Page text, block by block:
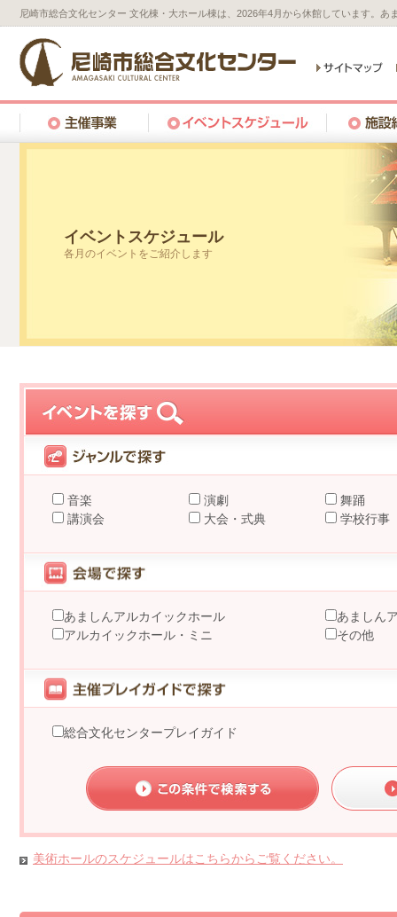
尼崎市総合文化センター 文化棟・大ホール棟は、2026年4月から休館しています。
イベントスケジュール
各月のイベントをご紹介します
音楽 演劇
舞踊
講演会
大会・式典 学校行事
あましんアルカイックホール
あましん
アルカイックホール・ミニ
その他
総合文化センタープレイガイド
美術ホールのスケジュールはこちらからご覧ください。